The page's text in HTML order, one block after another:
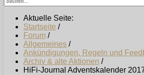
Aktuelle Seite:
Startseite /
Forum /
Allgemeines /
Ankündigungen, Regeln und
Archiv & alte Aktionen /
HiFi-Journal Adventskalender